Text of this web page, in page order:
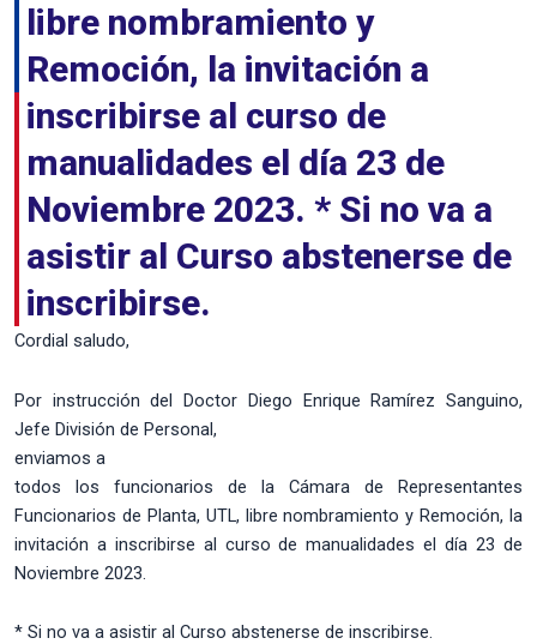
libre nombramiento y
Remoción, la invitación a
inscribirse al curso de
manualidades el día 23 de
Noviembre 2023. * Si no va a
asistir al Curso abstenerse de
inscribirse.
Cordial saludo,
Por instrucción del Doctor Diego Enrique Ramírez Sanguino,
Jefe División de Personal,
enviamos a
todos los funcionarios de la Cámara de Representantes
Funcionarios de Planta, UTL, libre nombramiento y Remoción, la
invitación a inscribirse al curso de manualidades el día 23 de
Noviembre 2023.
* Si no va a asistir al Curso abstenerse de inscribirse.